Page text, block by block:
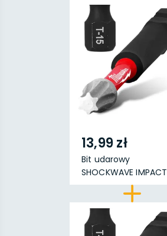
13,99 zł
Bit udarowy
SHOCKWAVE IMPACT
DUTY™ TX15 ...